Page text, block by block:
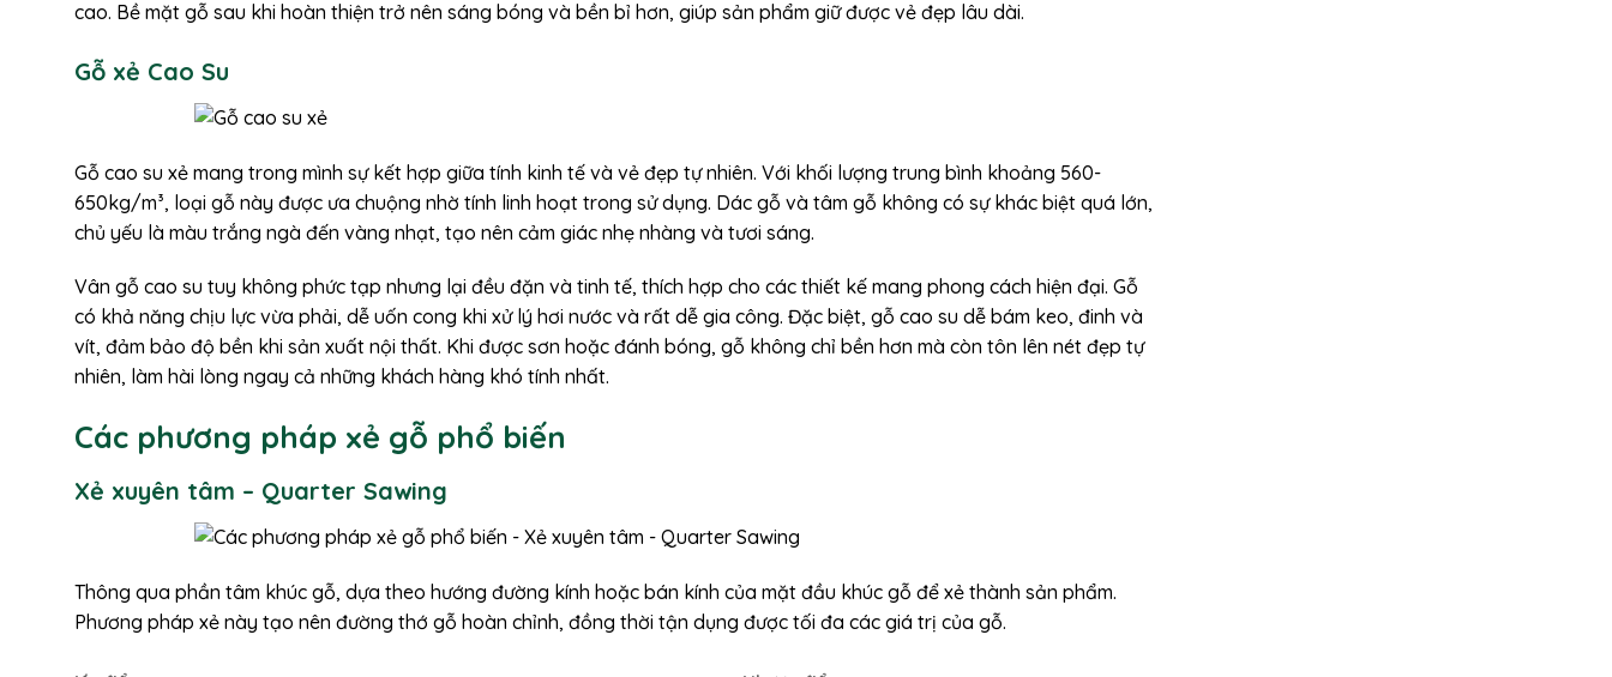
cao. Bề mặt gỗ sau khi hoàn thiện trở nên sáng bóng và bền bỉ hơn, giúp sản phẩm giữ được vẻ đẹp lâu dài.
Gỗ xẻ Cao Su
Gỗ cao su xẻ mang trong mình sự kết hợp giữa tính kinh tế và vẻ đẹp tự nhiên. Với khối lượng trung bình khoảng 560-
650kg/m³, loại gỗ này được ưa chuộng nhờ tính linh hoạt trong sử dụng. Dác gỗ và tâm gỗ không có sự khác biệt quá lớn,
chủ yếu là màu trắng ngà đến vàng nhạt, tạo nên cảm giác nhẹ nhàng và tươi sáng.
Vân gỗ cao su tuy không phức tạp nhưng lại đều đặn và tinh tế, thích hợp cho các thiết kế mang phong cách hiện đại. Gỗ
có khả năng chịu lực vừa phải, dễ uốn cong khi xử lý hơi nước và rất dễ gia công. Đặc biệt, gỗ cao su dễ bám keo, đinh và
vít, đảm bảo độ bền khi sản xuất nội thất. Khi được sơn hoặc đánh bóng, gỗ không chỉ bền hơn mà còn tôn lên nét đẹp tự
nhiên, làm hài lòng ngay cả những khách hàng khó tính nhất.
Các phương pháp xẻ gỗ phổ biến
Xẻ xuyên tâm – Quarter Sawing
Thông qua phần tâm khúc gỗ, dựa theo hướng đường kính hoặc bán kính của mặt đầu khúc gỗ để xẻ thành sản phẩm.
Phương pháp xẻ này tạo nên đường thớ gỗ hoàn chỉnh, đồng thời tận dụng được tối đa các giá trị của gỗ.